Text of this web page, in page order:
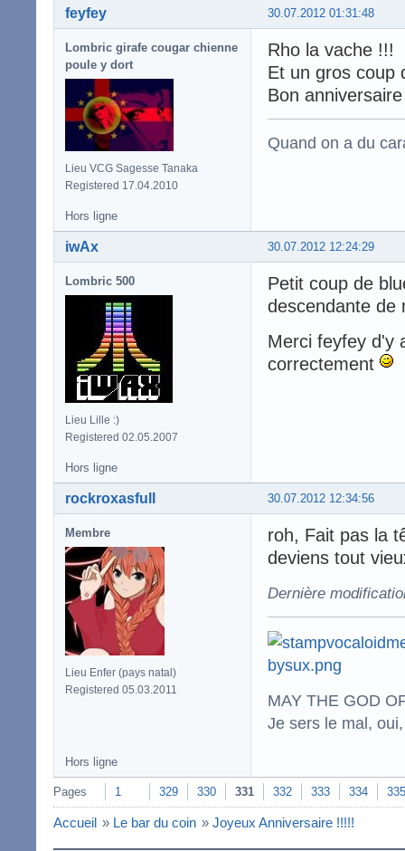
30.07.2012 01:31:48
feyfey
Lombric girafe cougar chienne
poule y dort
Lieu VCG Sagesse Tanaka
Registered 17.04.2010
Rho la vache !!!
Et un gros coup
Bon
Quand on a du
Hors ligne
30.07.2012 12:24:29
iwAx
Lombric 500
Lieu Lille :)
Registered 02.05.2007
Petit coup de
descendante de
Merci feyfey d'y
correctement
Hors ligne
30.07.2012 12:34:56
rockroxasfull
Membre
Lieu Enfer (pays natal)
Registered 05.03.2011
roh, Fait pas la
deviens tout
Dernière
MAY THE GOD
Je sers le mal,
Hors ligne
Pages 1 329 330 331 332 333 334 335
Accueil » Le bar du coin » Joyeux Anniversaire !!!!!